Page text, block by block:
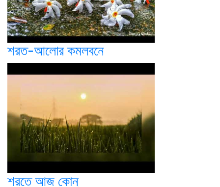
শরত-আলোর কমলবনে
শরতে আজ কোন্